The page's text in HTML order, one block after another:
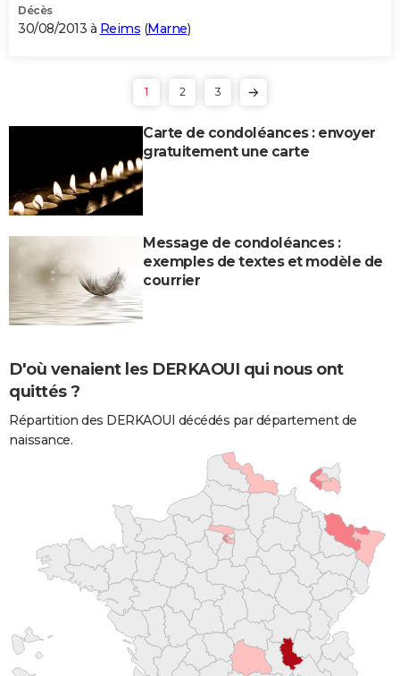
Décès
30/08/2013 à Reims (Marne)
1 2 3
Carte de condoléances : envoyer
gratuitement une carte
Message de condoléances :
exemples de textes et modèle de
courrier
D'où venaient les DERKAOUI qui nous ont
quittés ?
Répartition des DERKAOUI décédés par département de
naissance.